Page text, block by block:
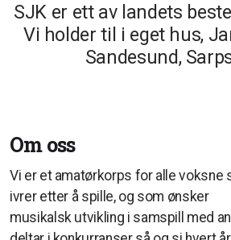
SJK er ett av landets
Vi holder til i eget hus,
Sandesund,
Om oss
Vi er et amatørkorps for alle voksne
ivrer etter å spille, og som ønsker
musikalsk utvikling i samspill med